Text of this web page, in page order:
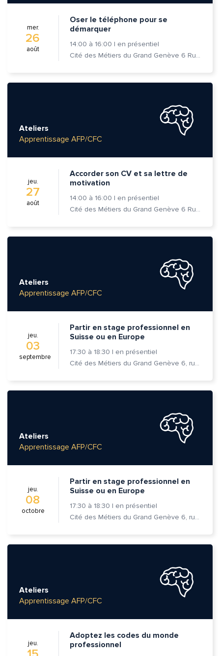
mer.
26
août
Oser le téléphone pour se
démarquer
14:00 à 16:00 | en présentiel
Cité des Métiers du Grand Genève 6 Rue Prévost-Martin 1205 Genève
Ateliers
Apprentissage AFP/CFC
jeu.
27
août
Accorder son CV et sa lettre de
motivation
14:00 à 16:00 | en présentiel
Cité des Métiers du Grand Genève 6 Rue Prévost-Martin 1205 Genève
Ateliers
Apprentissage AFP/CFC
jeu.
03
septembre
Partir en stage professionnel en
Suisse ou en Europe
17:30 à 18:30 | en présentiel
Cité des Métiers du Grand Genève 6, rue Prévost-Martin 1205 Genève
Ateliers
Apprentissage AFP/CFC
jeu.
08
octobre
Partir en stage professionnel en
Suisse ou en Europe
17:30 à 18:30 | en présentiel
Cité des Métiers du Grand Genève 6, rue Prévost-Martin 1205 Genève
Ateliers
Apprentissage AFP/CFC
jeu.
Adoptez les codes du monde
professionnel
Quelle est la pertinence de cette page?